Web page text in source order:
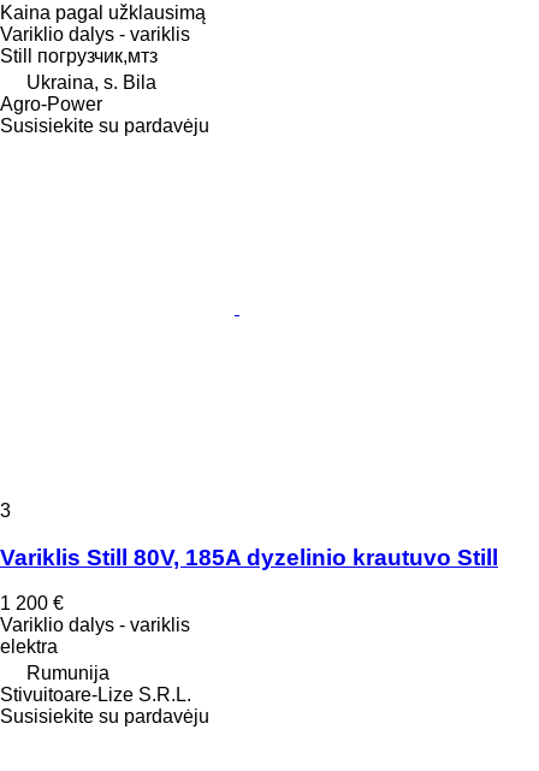
Kaina pagal užklausimą
Variklio dalys - variklis
Still погрузчик,мтз
Ukraina, s. Bila
Agro-Power
Susisiekite su pardavėju
3
Variklis Still 80V, 185A dyzelinio krautuvo Still
1 200 €
Variklio dalys - variklis
elektra
Rumunija
Stivuitoare-Lize S.R.L.
Susisiekite su pardavėju